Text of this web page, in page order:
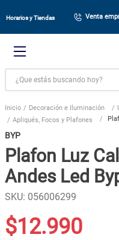
Horarios y Tiendas Venta
¿Que estás buscando hoy?
Decoración e Iluminación
Apliqués, Focos y Plafones
BYP
Plafon Luz
Andes Led
SKU: 056006299
$12.990